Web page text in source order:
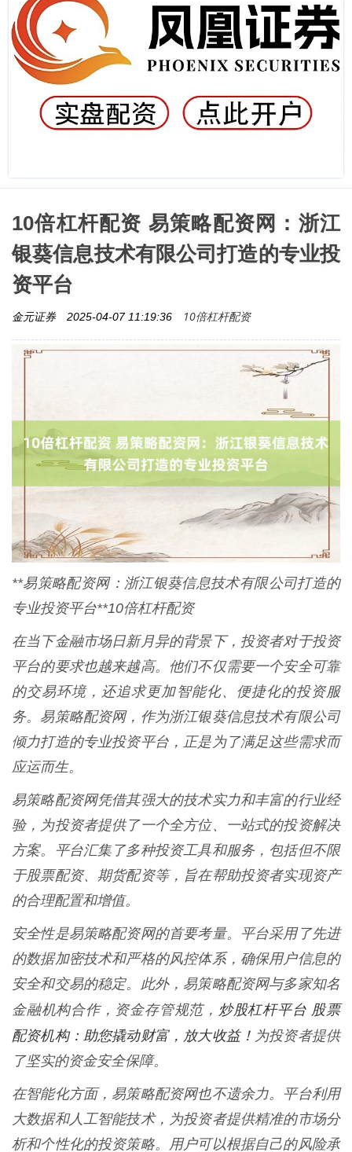
10倍杠杆配资 易策略配资网：浙江
银葵信息技术有限公司打造的专业投
资平台
金元证券 2025-04-07 11:19:36 10倍杠杆配资
**易策略配资网：浙江银葵信息技术有限公司打造的
专业投资平台**10倍杠杆配资
在当下金融市场日新月异的背景下，投资者对于投资
平台的要求也越来越高。他们不仅需要一个安全可靠
的交易环境，还追求更加智能化、便捷化的投资服
务。易策略配资网，作为浙江银葵信息技术有限公司
倾力打造的专业投资平台，正是为了满足这些需求而
应运而生。
易策略配资网凭借其强大的技术实力和丰富的行业经
验，为投资者提供了一个全方位、一站式的投资解决
方案。平台汇集了多种投资工具和服务，包括但不限
于股票配资、期货配资等，旨在帮助投资者实现资产
的合理配置和增值。
安全性是易策略配资网的首要考量。平台采用了先进
的数据加密技术和严格的风控体系，确保用户信息的
安全和交易的稳定。此外，易策略配资网与多家知名
金融机构合作，资金存管规范， 炒股杠杆平台 股票
配资机构：助您撬动财富，放大收益！ 为投资者提供
了坚实的资金安全保障。
在智能化方面，易策略配资网也不遗余力。平台利用
大数据和人工智能技术，为投资者提供精准的市场分
析和个性化的投资策略。用户可以根据自己的风险承